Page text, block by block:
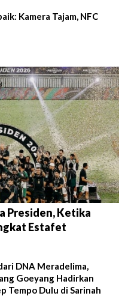
Kamera Tajam, NFC
Presiden, Ketika
Estafet
DNA Meradelima,
Goeyang Hadirkan
Tempo Dulu di Sarinah